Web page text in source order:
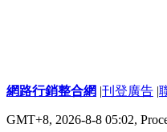
網路行銷整合網 |刊登廣告 |
GMT+8, 2026-8-8 05:02,